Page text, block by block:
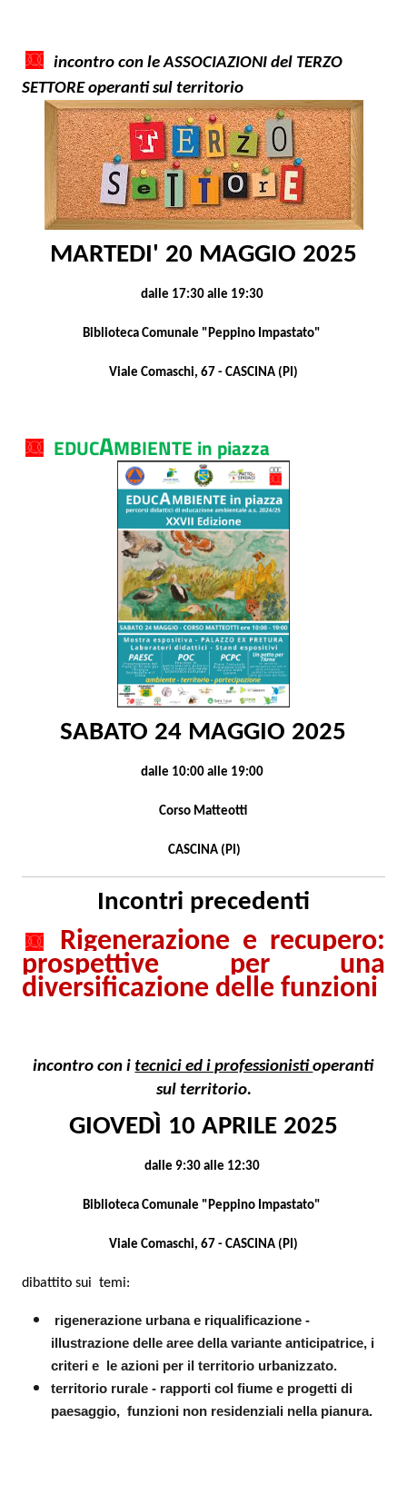
incontro con le ASSOCIAZIONI del TERZO
SETTORE operanti sul territorio
MARTEDI' 20 MAGGIO 2025
dalle 17:30 alle 19:30
Biblioteca Comunale "Peppino Impastato"
Viale Comaschi, 67 -CASCINA (PI)
EDUCAMBIENTE in piazza
SABATO 24 MAGGIO 2025
dalle 10:00 alle 19:00
Corso Matteotti
CASCINA (PI)
Incontri precedenti
Rigenerazione e recupero:
prospettive per una
diversificazione delle funzioni
incontro con itecnici ed i professionistioperanti
sul territorio.
GIOVEDÌ 10 APRILE 2025
dalle 9:30 alle 12:30
Biblioteca Comunale "Peppino Impastato"
Viale Comaschi, 67 -CASCINA (PI)
dibattito sui temi:
rigenerazione urbana e riqualificazione -
illustrazione delle aree della variante anticipatrice, i
criteri e
le azioni per il territorio urbanizzato.
territorio rurale - rapporti col fiume e progetti di
paesaggio, funzioni non residenziali nella pianura.